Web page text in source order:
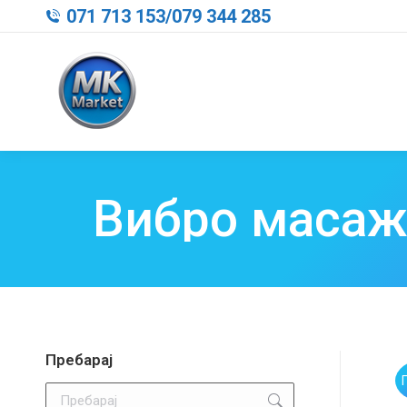
071 713 153/079 344 285
Вибро
Пребарај